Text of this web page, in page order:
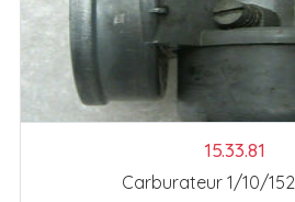
15.33.81
Carburateur 1/10/